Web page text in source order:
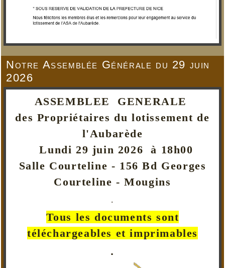
Notre Assemblée Générale du 29 juin
2026
ASSEMBLEE GENERALE
des Propriétaires du lotissement de
l'Aubarède
Lundi 29 juin 2026 à 18h00
Salle Courteline - 156 Bd Georges
Courteline - Mougins
.
Tous les documents sont
téléchargeables et imprimables
.